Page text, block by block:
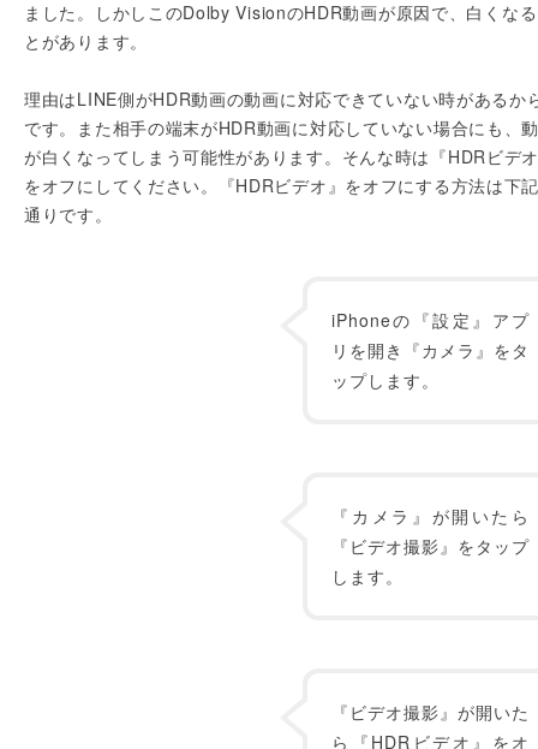
ました。しかしこのDolby VisionのHDR動画が原因で、白くな
とがあります。
理由はLINE側がHDR動画の動画に対応できていない時があるか
です。また相手の端末がHDR動画に対応していない場合にも、
が白くなってしまう可能性があります。そんな時は『HDRビデ
をオフにしてください。『HDRビデオ』をオフにする方法は下
通りです。
iPhoneの『設定』アプ
リを開き『カメラ』をタ
ップします。
『カメラ』が開いたら
『ビデオ撮影』をタップ
します。
『ビデオ撮影』が開いた
ら『HDRビデオ』をオ